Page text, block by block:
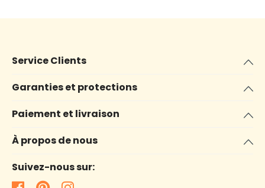
Service Clients
Garanties et protections
Paiement et livraison
À propos de nous
Suivez-nous sur: